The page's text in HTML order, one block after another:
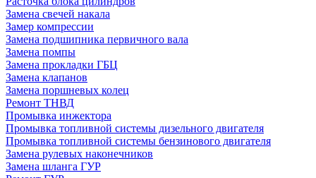
Замена свечей накала
Замер компрессии
Замена подшипника первичного вала
Замена помпы
Замена прокладки ГБЦ
Замена клапанов
Замена поршневых колец
Ремонт ТНВД
Промывка инжектора
Промывка топливной системы дизельного двигателя
Промывка топливной системы бензинового двигателя
Замена рулевых наконечников
Замена шланга ГУР